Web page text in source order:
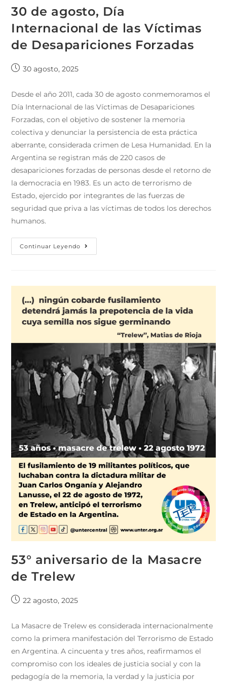
30 de agosto, Día
Internacional de las Víctimas
de Desapariciones Forzadas
30 agosto, 2025
Desde el año 2011, cada 30 de agosto conmemoramos el
Día Internacional de las Víctimas de Desapariciones
Forzadas, con el objetivo de sostener la memoria
colectiva y denunciar la persistencia de esta práctica
aberrante, considerada crimen de Lesa Humanidad. En la
Argentina se registran más de 220 casos de
desapariciones forzadas de personas desde el retorno de
la democracia en 1983. Es un acto de terrorismo de
Estado, ejercido por integrantes de las fuerzas de
seguridad que priva a las víctimas de todos los derechos
humanos.
Continuar Leyendo
53° aniversario de la Masacre
de Trelew
22 agosto, 2025
La Masacre de Trelew es considerada internacionalmente
como la primera manifestación del Terrorismo de Estado
en Argentina. A cincuenta y tres años, reafirmamos el
compromiso con los ideales de justicia social y con la
pedagogía de la memoria, la verdad y la justicia por